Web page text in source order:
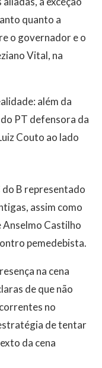
quanto a
o governador e o
Vital, na
além da
do PT defensora da
Couto ao lado
do B representado
assim como
Anselmo Castilho
pemedebista.
na cena
de que não
no
de tentar
da cena